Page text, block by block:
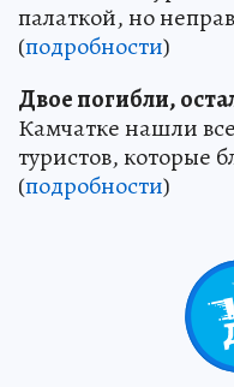
палаткой, но
(подробности)
Двое погибли,
Камчатке нашли
туристов, которые
(подробности)